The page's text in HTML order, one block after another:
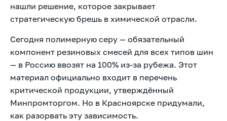
нашли решение, которое закрывает
стратегическую брешь в химической отрасли.
Сегодня полимерную серу — обязательный
компонент резиновых смесей для всех типов шин
— в Россию ввозят на 100% из-за рубежа. Этот
материал официально входит в перечень
критической продукции, утверждённый
Минпромторгом. Но в Красноярске придумали,
как разорвать эту зависимость.